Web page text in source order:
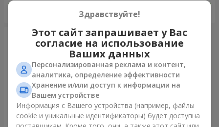
Здравствуйте!
Этот сайт запрашивает у Вас
согласие на использование
Ваших данных
Персонализированная реклама и контент,
аналитика, определение эффективности
Хранение и/или доступ к информации на
Вашем устройстве
Информация с Вашего устройства (например, файлы
cookie и уникальные идентификаторы) будет доступна